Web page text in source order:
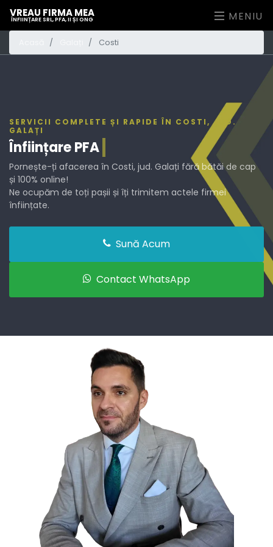
VREAU FIRMA MEA
ÎNFIINȚARE SRL, PFA, II ȘI ONG MENIU
Costi
SERVICII COMPLETE ȘI RAPIDE ÎN COSTI, JUD.
GALAȚI
ÎnființarePFA
Pornește-ți afacerea în Costi, jud. Galați fără bătăi de cap
și 100% online!
Ne ocupăm de toți pașii și îți trimitem actele firmei
înființate.
Sună Acum
Contact WhatsApp